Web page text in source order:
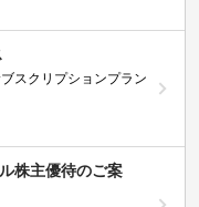
スクリプションプラン
株主優待のご案